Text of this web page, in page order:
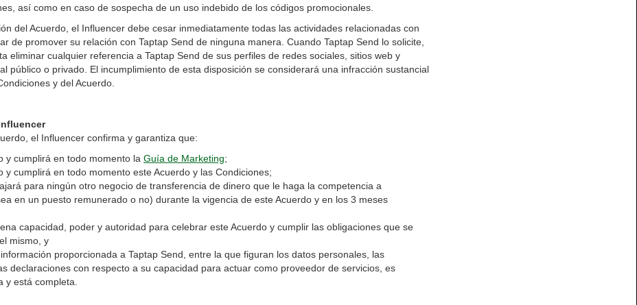
así como en caso de sospecha de un uso indebido de los códigos promocionales.
del Acuerdo, el Influencer debe cesar inmediatamente todas las actividades relacionadas con
de promover su relación con Taptap Send de ninguna manera. Cuando Taptap Send lo solicite,
eliminar cualquier referencia a Taptap Send de sus perfiles de redes sociales, sitios web y
público o privado. El incumplimiento de esta disposición se considerará una infracción sustancial
y del Acuerdo.
el Influencer confirma y garantiza que:
cumplirá en todo momento la Guía de Marketing;
en todo momento este Acuerdo y las Condiciones;
para ningún otro negocio de transferencia de dinero que le haga la competencia a
en un puesto remunerado o no) durante la vigencia de este Acuerdo y en los 3 meses
capacidad, poder y autoridad para celebrar este Acuerdo y cumplir las obligaciones que se
mismo, y
proporcionada a Taptap Send, entre la que figuran los datos personales, las
declaraciones con respecto a su capacidad para actuar como proveedor de servicios, es
y está completa.